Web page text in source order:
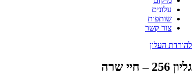
עלונים
שותפות
צור קשר
להורדת העלון
גליון 256 – חיי שרה